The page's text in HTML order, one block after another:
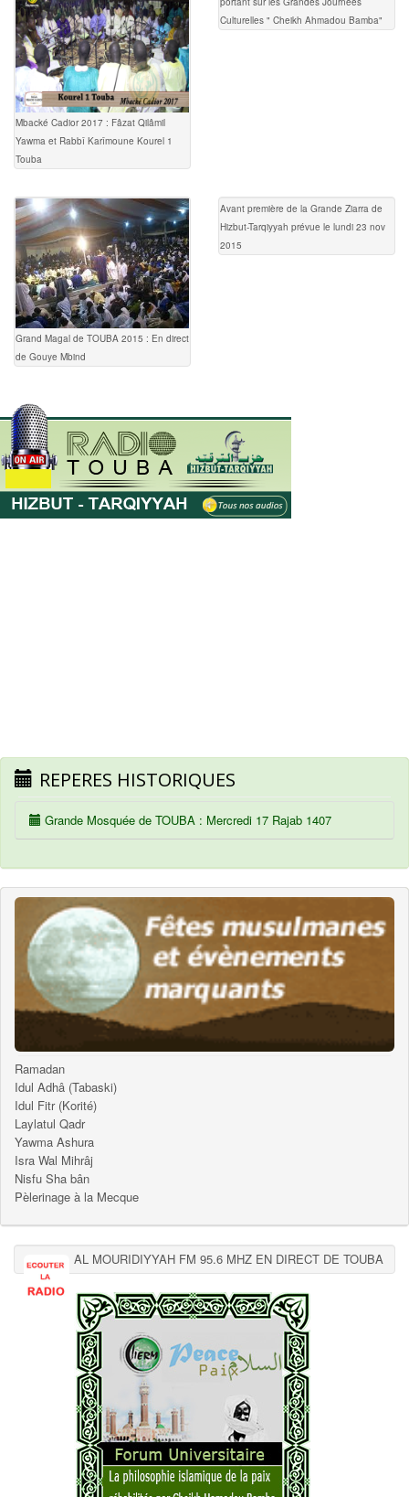
Mbacké Cadior 2017 : Fâzat Qilâmil
Yawma et Rabbî Karîmoune Kourel 1
Touba
Culturelles " Cheikh Ahmadou Bamba"
Grand Magal de TOUBA 2015 : En direct
de Gouye Mbind
Avant première de la Grande Ziarra de
Hizbut-Tarqiyyah prévue le lundi 23 nov
2015
REPERES HISTORIQUES
Grande Mosquée de TOUBA : Mercredi 17 Rajab 1407
Ramadan
Idul Adhâ (Tabaski)
Idul Fitr (Korité)
Laylatul Qadr
Yawma Ashura
Isra Wal Mihrâj
Nisfu Sha bân
Pèlerinage à la Mecque
AL MOURIDIYYAH FM 95.6 MHZ EN DIRECT DE TOUBA